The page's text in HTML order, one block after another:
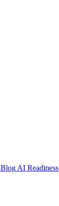
Blog AI Readiness